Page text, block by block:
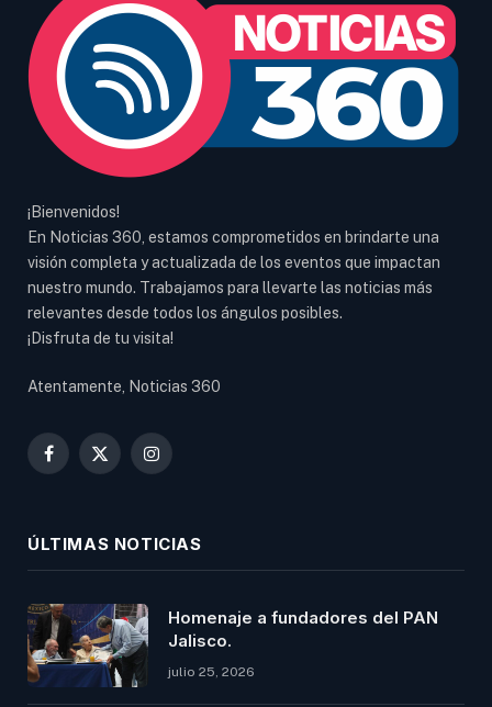
¡Bienvenidos!
En Noticias 360, estamos comprometidos en brindarte una
visión completa y actualizada de los eventos que impactan
nuestro mundo. Trabajamos para llevarte las noticias más
relevantes desde todos los ángulos posibles.
¡Disfruta de tu visita!
Atentamente, Noticias 360
Facebook
X
Instagram
ÚLTIMAS NOTICIAS
Homenaje a fundadores del PAN
Jalisco.
julio 25, 2026